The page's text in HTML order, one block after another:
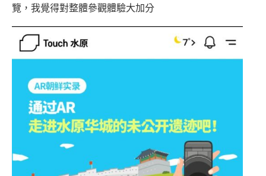
覽，我覺得對整體參觀體驗大加分